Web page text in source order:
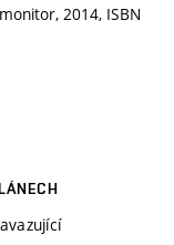
2014, ISBN